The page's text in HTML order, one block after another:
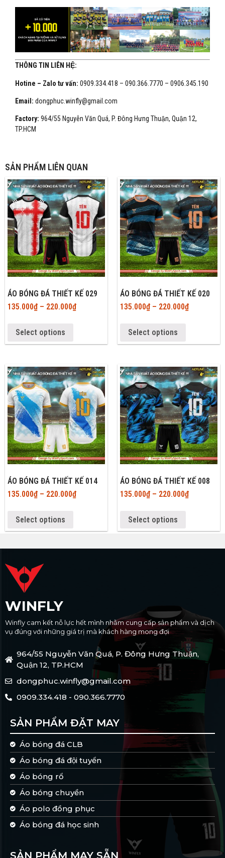
THÔNG TIN LIÊN HỆ:
Hotine – Zalo tư vấn: 0909.334.418 – 090.366.7770 – 0906.345.190
Email: dongphuc.winfly@gmail.com
Factory: 964/55 Nguyễn Văn Quá, P. Đông Hưng Thuận, Quận 12,
TP.HCM
SẢN PHẨM LIÊN QUAN
ÁO BÓNG ĐÁ THIẾT KẾ 029
135.000₫– 220.000₫
Select options
ÁO BÓNG ĐÁ THIẾT KẾ 020
135.000₫– 220.000₫
Select options
ÁO BÓNG ĐÁ THIẾT KẾ 014
135.000₫– 220.000₫
Select options
ÁO BÓNG ĐÁ THIẾT KẾ 008
135.000₫– 220.000₫
Select options
WINFLY
Winfly cam kết nỗ lực hết mình nhằm cung cấp sản phẩm và dịch
vụ đúng với những giá trị mà khách hàng mong đợi
964/55 Nguyễn Văn Quá, P. Đông Hưng Thuận,
Quận 12, TP.HCM
dongphuc.winfly@gmail.com
0909.334.418 - 090.366.7770
SẢN PHẨM ĐẶT MAY
Áo bóng đá CLB
Áo bóng đá đội tuyển
Áo bóng rổ
Áo bóng chuyền
Áo polo đồng phục
Áo bóng đá học sinh
SẢN PHẨM MAY SẴN